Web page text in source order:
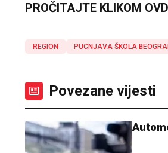
PROČITAJTE KLIKOM
REGION PUCNJAVA ŠKOLA
Povezane vijesti